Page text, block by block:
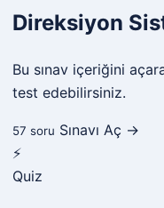
Direksiyon
Bu sınav içeriğini
test edebilirsiniz.
57 soru Sınavı Aç →
⚡
Quiz